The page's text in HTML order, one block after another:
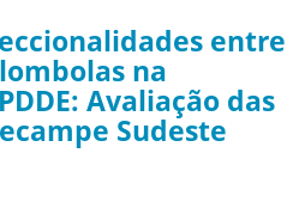
entre
na
Avaliação das
Sudeste